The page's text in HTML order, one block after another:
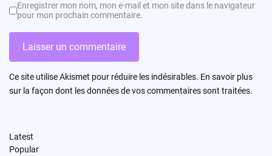
Enregistrer mon nom, mon e-mail et mon site dans le navigateur
pour mon prochain commentaire.
Ce site utilise Akismet pour réduire les indésirables. En savoir plus
sur la façon dont les données de vos commentaires sont traitées.
Latest
Popular